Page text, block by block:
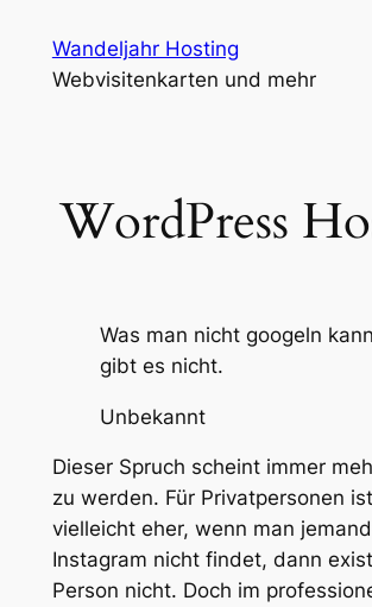
Inhalt
springen
Wandeljahr Hosting
Webvisitenkarten und mehr
WordPress
Was man nicht googeln
gibt es nicht.
Unbekannt
Dieser Spruch scheint immer
zu werden. Für Privatpersonen
vielleicht eher, wenn man
Instagram nicht findet, dann
Person nicht. Doch im